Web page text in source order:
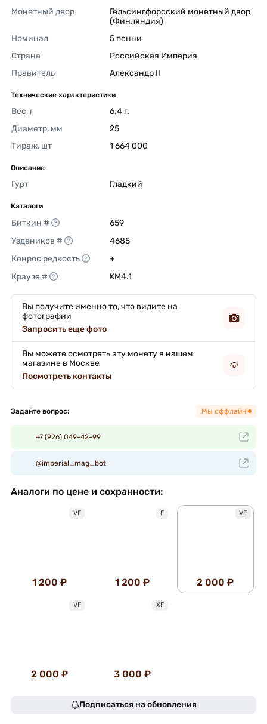
Монетный двор
Гельсингфорсский монетный двор
(Финляндия)
Номинал
5 пенни
Страна
Российская Империя
Правитель
Александр II
Технические характеристики
Вес, г
6.4 г.
Диаметр, мм
25
Тираж, шт
1 664 000
Описание
Гурт Гладкий
Каталоги
Биткин #
659
Уздеников #
4685
Конрос редкость
+
Краузе #
KM4.1
Вы получите именно то, что видите на
фотографии
Запросить еще фото
Вы можете осмотреть эту монету в нашем
магазине в Москве
Посмотреть контакты
Задайте вопрос: Мы оффлайн!
+7 (926) 049-42-99
@imperial_mag_bot
Аналоги по цене и сохранности:
VF
1 200 ₽
F
1 200 ₽
VF
2 000 ₽
VF
2 000 ₽
XF
3 000 ₽
Подписаться на обновления